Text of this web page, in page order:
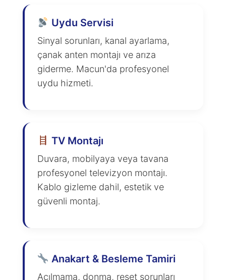
Uydu Servisi
Sinyal sorunları, kanal ayarlama,
çanak anten montajı ve arıza
giderme. Macun'da profesyonel
uydu hizmeti.
TV Montajı
Duvara, mobilyaya veya tavana
profesyonel televizyon montajı.
Kablo gizleme dahil, estetik ve
güvenli montaj.
Anakart & Besleme Tamiri
Açılmama, donma, reset sorunları